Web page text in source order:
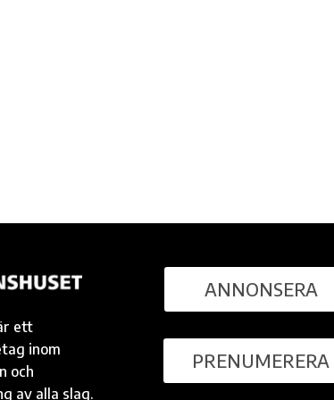
ett
inom
och
av alla slag.
ANNONSERA
PRENUMERERA